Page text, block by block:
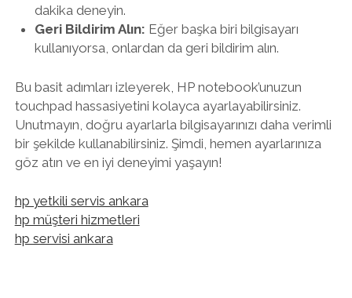
dakika deneyin.
Geri Bildirim Alın: Eğer başka biri bilgisayarı
kullanıyorsa, onlardan da geri bildirim alın.
Bu basit adımları izleyerek, HP notebook’unuzun
touchpad hassasiyetini kolayca ayarlayabilirsiniz.
Unutmayın, doğru ayarlarla bilgisayarınızı daha verimli
bir şekilde kullanabilirsiniz. Şimdi, hemen ayarlarınıza
göz atın ve en iyi deneyimi yaşayın!
hp yetkili servis ankara
hp müşteri hizmetleri
hp servisi ankara